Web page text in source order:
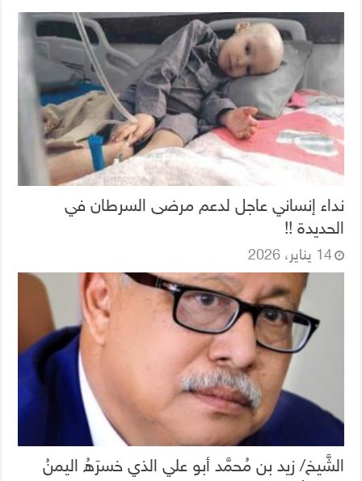
نداء إنساني عاجل لدعم مرضى السرطان في
الحديدة !!
14 يناير، 2026
الشَّيخ/ زيد بن مُحمَّد أبو علي الذي خسرَهُ اليمنُ